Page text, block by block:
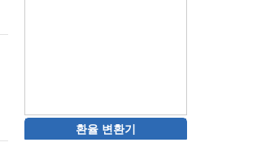
환율 변환기